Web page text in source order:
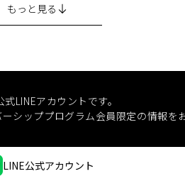
もっと見る
LINEアカウントです。
シッププログラム会員限定の情報を
LINE公式アカウント